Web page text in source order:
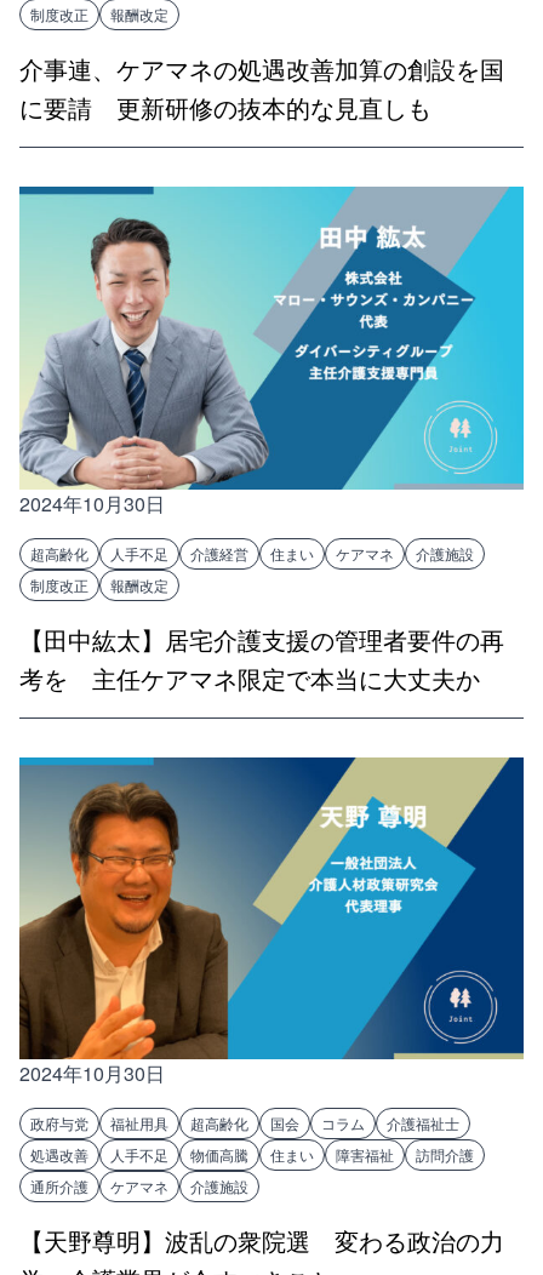
制度改正 報酬改定
介事連、ケアマネの処遇改善加算の創設を国
に要請 更新研修の抜本的な見直しも
2024年10月30日
超高齢化 人手不足 介護経営 住まい ケアマネ
介護施設
制度改正
報酬改定
【田中紘太】居宅介護支援の管理者要件の再
考を 主任ケアマネ限定で本当に大丈夫か
2024年10月30日
政府与党 福祉用具 超高齢化 国会 コラム
介護福祉士
処遇改善
人手不足 物価高騰 住まい 障害福祉
訪問介護
通所介護
ケアマネ 介護施設
【天野尊明】波乱の衆院選 変わる政治の力